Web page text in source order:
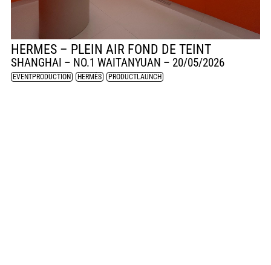
HERMES – PLEIN AIR FOND DE TEINT
SHANGHAI – NO.1 WAITANYUAN – 20/05/2026
EVENTPRODUCTION HERMÈS PRODUCTLAUNCH